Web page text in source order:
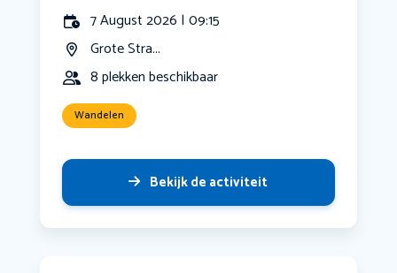
7 August 2026 | 09:15
Grote Stra...
8 plekken beschikbaar
Wandelen
Bekijk de activiteit